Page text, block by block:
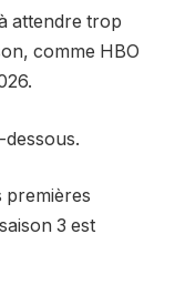
attendre trop
comme HBO
premières
3 est